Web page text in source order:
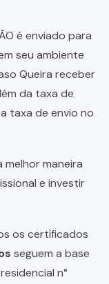
é enviado para
seu ambiente
Queira receber
da taxa de
taxa de envio no
melhor maneira
e investir
os certificados
seguem a base
n°